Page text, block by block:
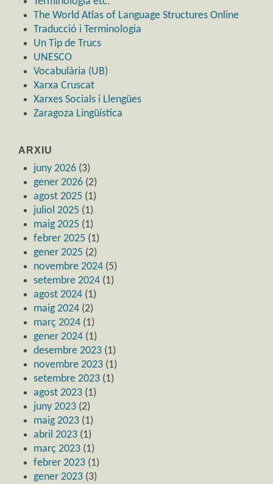
The World Atlas of Language Structures Online
Traducció i Terminologia
Un Tip de Trucs
UNESCO
Vocabulària (UB)
Xarxa Cruscat
Xarxes Socials i Llengües
Zaragoza Lingüística
ARXIU
juny 2026 (3)
gener 2026 (2)
agost 2025 (1)
juliol 2025 (1)
maig 2025 (1)
febrer 2025 (1)
gener 2025 (2)
novembre 2024 (5)
setembre 2024 (1)
agost 2024 (1)
maig 2024 (2)
març 2024 (1)
gener 2024 (1)
desembre 2023 (1)
novembre 2023 (1)
setembre 2023 (1)
agost 2023 (1)
juny 2023 (2)
maig 2023 (1)
abril 2023 (1)
març 2023 (1)
febrer 2023 (1)
gener 2023 (3)